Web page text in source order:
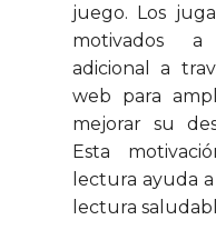
juego. Los
motivados a
adicional a
web para
mejorar su
Esta
lectura ayuda
lectura